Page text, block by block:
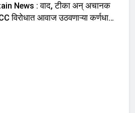
News : वाद, टीका अन् अचानक
विरोधात आवाज उठवणाऱ्या कर्णधाराने